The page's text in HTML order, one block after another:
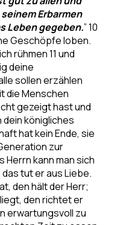
Erbarmen
Leben gegeben.” 10
Geschöpfe loben.
rühmen 11 und
deine
sollen erzählen
die Menschen
gezeigt hast und
dein königliches
hat kein Ende, sie
zur
Herrn kann man sich
tut er aus Liebe.
den hält der Herr;
den richtet er
erwartungsvoll zu